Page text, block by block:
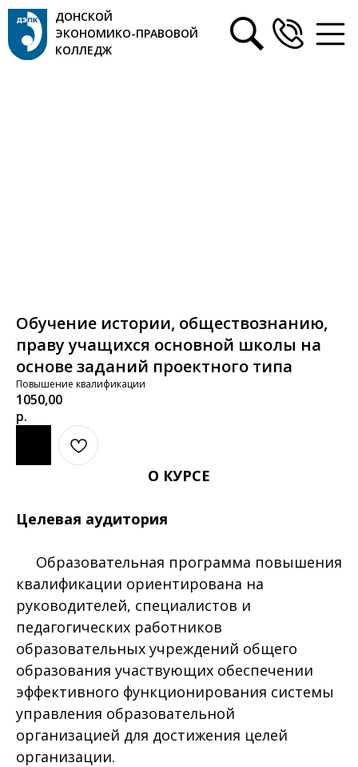
ДОНСКОЙ
ЭКОНОМИКО-ПРАВОВОЙ
КОЛЛЕДЖ
Обучение истории, обществознанию,
праву учащихся основной школы на
основе заданий проектного типа
Повышение квалификации
1050,00
р.
О КУРСЕ
Целевая аудитория
Образовательная программа повышения
квалификации ориентирована на
руководителей, специалистов и
педагогических работников
образовательных учреждений общего
образования участвующих обеспечении
эффективного функционирования системы
управления образовательной
организацией для достижения целей
организации.